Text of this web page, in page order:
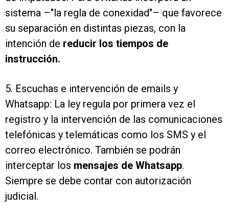
sistema –"la regla de conexidad"– que favorece
su separación en distintas piezas, con la
intención de reducir los tiempos de
instrucción.
5. Escuchas e intervención de emails y
Whatsapp: La ley regula por primera vez el
registro y la intervención de las comunicaciones
telefónicas y telemáticas como los SMS y el
correo electrónico. También se podrán
interceptar los mensajes de Whatsapp.
Siempre se debe contar con autorización
judicial.